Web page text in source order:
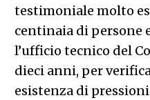
testimoniale molto
centinaia di persone
l’ufficio tecnico del
dieci anni, per
esistenza di